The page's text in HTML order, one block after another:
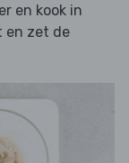
en kook in
en zet de